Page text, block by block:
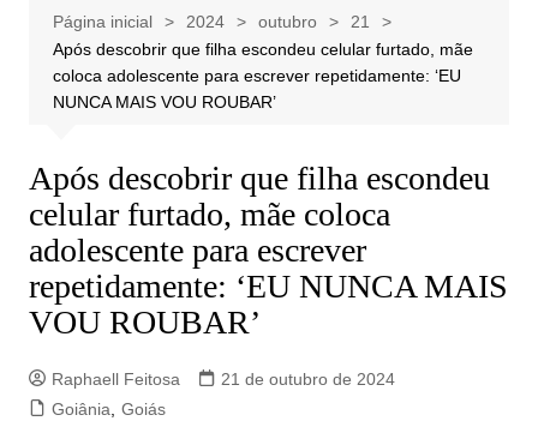
Página inicial 2024 outubro
21
Após descobrir que filha escondeu celular furtado, mãe
coloca adolescente para escrever repetidamente: ‘EU
NUNCA MAIS VOU ROUBAR’
Após descobrir que filha escondeu
celular furtado, mãe coloca
adolescente para escrever
repetidamente: ‘EU NUNCA MAIS
VOU ROUBAR’
Raphaell Feitosa
21 de outubro de 2024
Goiânia, Goiás